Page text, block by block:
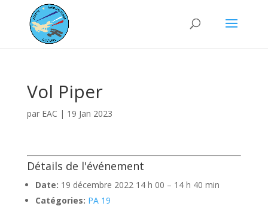
Vol Piper
par EAC | 19 Jan 2023
Détails de l'événement
Date: 19 décembre 2022 14 h 00 – 14 h 40 min
Catégories: PA 19